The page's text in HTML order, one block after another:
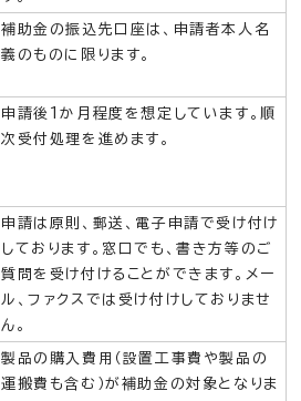
補助金の振込先口座は、申請者本人名
義のものに限ります。
申請後1か月程度を想定しています。順
次受付処理を進めます。
申請は原則、郵送、電子申請で受け付け
しております。窓口でも、書き方等のご
質問を受け付けることができます。メー
ル、ファクスでは受け付けしておりませ
ん。
製品の購入費用（設置工事費や製品の
運搬費も含む）が補助金の対象となりま